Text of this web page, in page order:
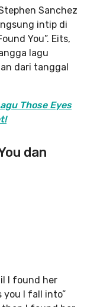
Sanchez
intip di
You”. Eits,
lagu
dari tanggal
Those Eyes
dan
I found her
you I fall into”